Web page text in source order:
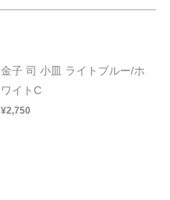
金子 司 小皿 ライトブルー/ホ
ワイトC
¥2,750